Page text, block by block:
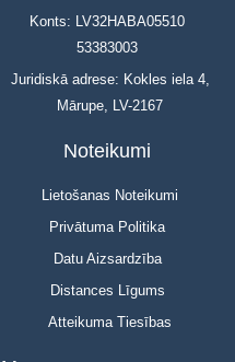
Konts: LV32HABA05510
53383003
Juridiskā adrese: Kokles iela 4,
Mārupe, LV-2167
Noteikumi
Lietošanas Noteikumi
Privātuma Politika
Datu Aizsardzība
Distances Līgums
Atteikuma Tiesības